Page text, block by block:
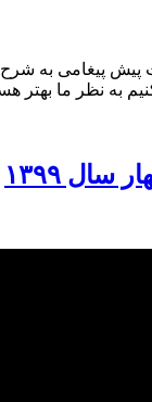
پیغامی به
به نظر ما بهتر
۱۳۹۹